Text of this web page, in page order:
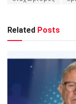
Related Posts